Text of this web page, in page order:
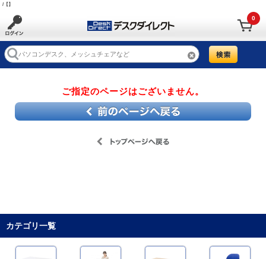
/【】
0
ご指定のページはございません。
カテゴリ一覧